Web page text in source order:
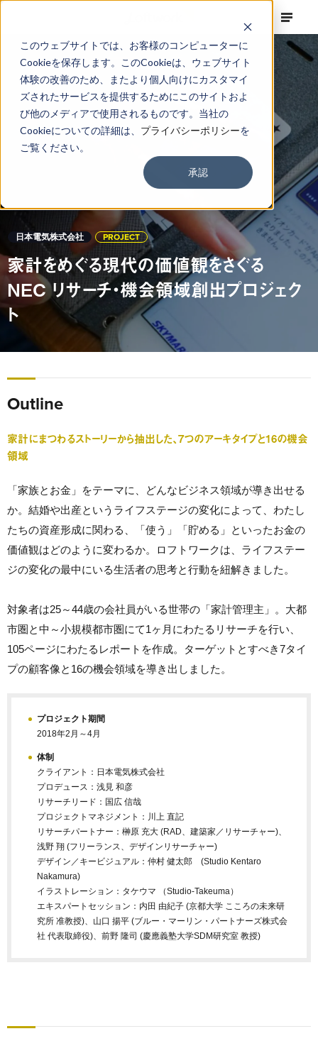
このウェブサイトでは、お客様のコンピューターに
Cookieを保存します。このCookieは、ウェブサイト
体験の改善のため、またより個人向けにカスタマイ
ズされたサービスを提供するためにこのサイトおよ
び他のメディアで使用されるものです。当社の
Cookieについての詳細は、 プライバシーポリシーを
ご覧ください。
承認
日本電気株式会社 PROJECT
家計をめぐる現代の価値観をさぐる
NEC リサーチ・機会領域創出プロジェク
ト
Outline
家計にまつわるストーリーから抽出した、7つのアーキタイプと16の機会
領域
「家族とお金」をテーマに、どんなビジネス領域が導き出せる
か。結婚や出産というライフステージの変化によって、わたし
たちの資産形成に関わる、「使う」「貯める」といったお金の
価値観はどのように変わるか。ロフトワークは、ライフステー
ジの変化の最中にいる生活者の思考と行動を紐解きました。
対象者は25～44歳の会社員がいる世帯の「家計管理主」。大都
市圏と中～小規模都市圏にて1ヶ月にわたるリサーチを行い、
105ページにわたるレポートを作成。ターゲットとすべき7タイ
プの顧客像と16の機会領域を導き出しました。
プロジェクト期間
2018年2月～4月
体制
クライアント： 日本電気株式会社
プロデュース：浅見 和彦
リサーチリード：国広 信哉
プロジェクトマネジメント：川上 直記
リサーチパートナー：榊原 充大 (RAD、建築家／リサーチャー)、
浅野 翔 (フリーランス、デザインリサーチャー)
デザイン／キービジュアル：仲村 健太郎 (Studio Kentaro
Nakamura)
イラストレーション：タケウマ （Studio-Takeuma）
エキスパートセッション：内田 由紀子 (京都大学 こころの未来研
究所 准教授)、山口 揚平 (ブルー・マーリン・パートナーズ株式会
社 代表取締役)、前野 隆司 (慶應義塾大学SDM研究室 教授)